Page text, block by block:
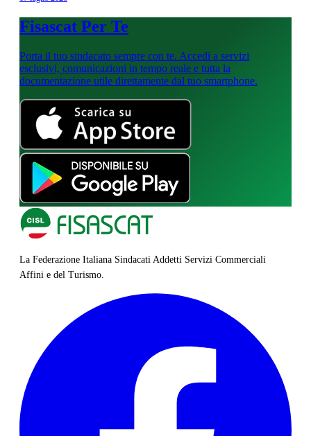
Fisascat Per Te
Porta il tuo sindacato sempre con te. Accedi a servizi
esclusivi, comunicazioni in tempo reale e tutta la
documentazione utile direttamente dal tuo smartphone.
La Federazione Italiana Sindacati Addetti Servizi Commerciali
Affini e del Turismo.